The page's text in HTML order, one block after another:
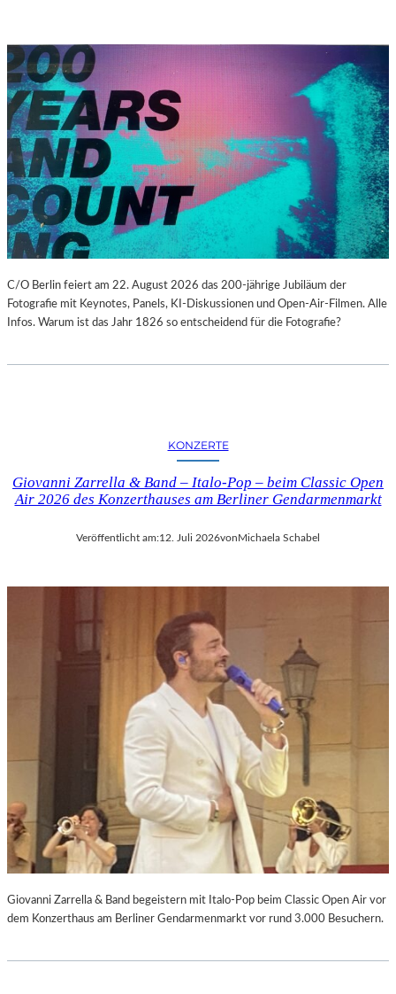
C/O Berlin feiert am 22. August 2026 das 200-jährige Jubiläum der
Fotografie mit Keynotes, Panels, KI-Diskussionen und Open-Air-Filmen. Alle
Infos. Warum ist das Jahr 1826 so entscheidend für die Fotografie?
KONZERTE
Giovanni Zarrella & Band – Italo-Pop – beim Classic Open
Air 2026 des Konzerthauses am Berliner Gendarmenmarkt
Veröffentlicht am:12. Juli 2026von Michaela Schabel
Giovanni Zarrella & Band begeistern mit Italo-Pop beim Classic Open Air vor
dem Konzerthaus am Berliner Gendarmenmarkt vor rund 3.000 Besuchern.